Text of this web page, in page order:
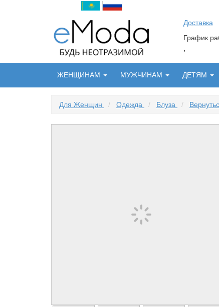
Доставка
График
,
ЖЕНЩИНАМ МУЖЧИНАМ ДЕТЯМ
Для Женщин / Одежда / Блуза /